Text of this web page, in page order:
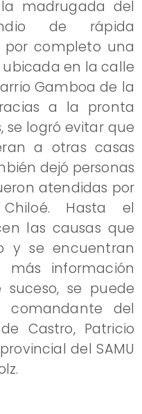
madrugada del
de rápida
por completo una
en la calle
Gamboa de la
a la pronta
se logró evitar que
a otras casas
dejó personas
atendidas por
Hasta el
las causas que
y se encuentran
más información
se puede
comandante del
Castro, Patricio
del SAMU